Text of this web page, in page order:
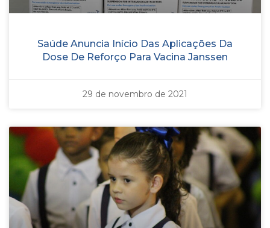
Saúde Anuncia Início Das Aplicações Da
Dose De Reforço Para Vacina Janssen
29 de novembro de 2021